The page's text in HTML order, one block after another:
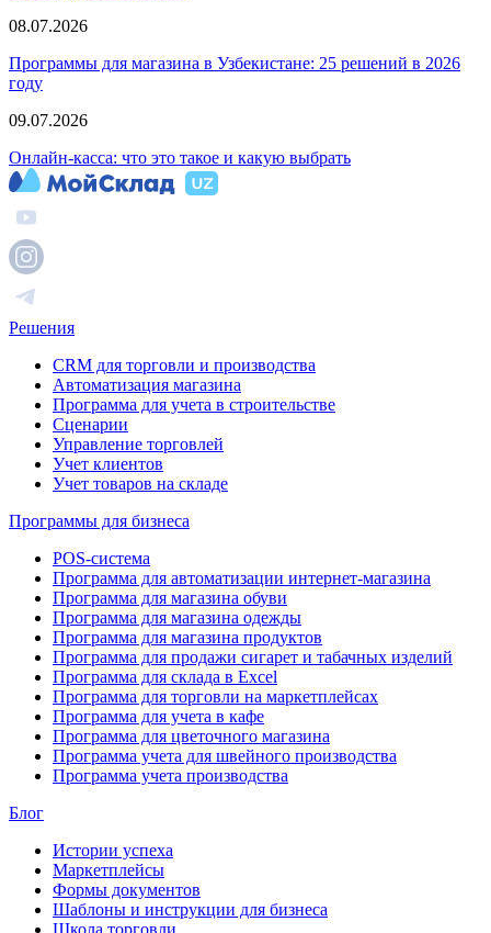
08.07.2026
Программы для магазина в Узбекистане: 25 решений в 2026
году
09.07.2026
Онлайн-касса: что это такое и какую выбрать
Решения
CRM для торговли и производства
Автоматизация магазина
Программа для учета в строительстве
Сценарии
Управление торговлей
Учет клиентов
Учет товаров на складе
Программы для бизнеса
POS-система
Программа для автоматизации интернет-магазина
Программа для магазина обуви
Программа для магазина одежды
Программа для магазина продуктов
Программа для продажи сигарет и табачных изделий
Программа для склада в Excel
Программа для торговли на маркетплейсах
Программа для учета в кафе
Программа для цветочного магазина
Программа учета для швейного производства
Программа учета производства
Блог
Истории успеха
Маркетплейсы
Формы документов
Шаблоны и инструкции для бизнеса